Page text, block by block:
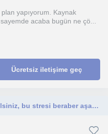
plan yapıyorum. Kaynak
acaba bugün ne çö...
Ücretsiz iletişime geç
Sınavlara çalışırken yalnız değilsiniz, bu stresi beraber aşabiliriz.